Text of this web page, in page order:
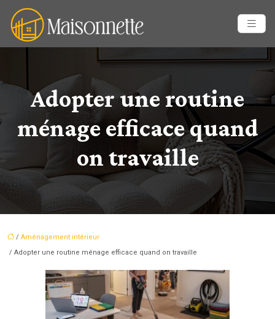
Adopter une routine
ménage efficace quand
on travaille
/ Aménagement intérieur
/ Adopter une routine ménage efficace quand on travaille